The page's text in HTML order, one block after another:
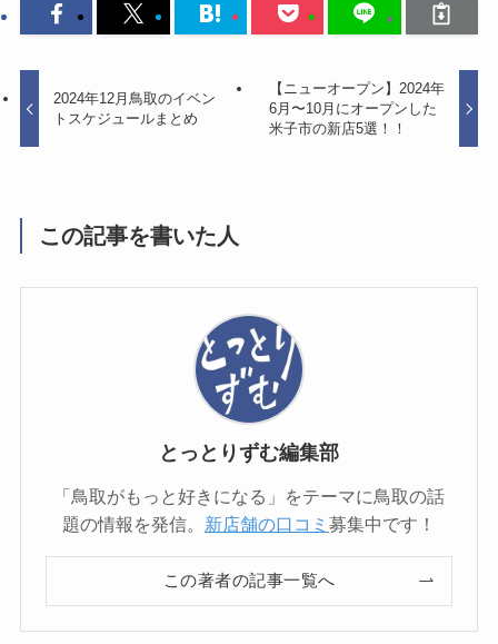
2024年12月鳥取のイベン
トスケジュールまとめ
【ニューオープン】2024年
6月〜10月にオープンした
米子市の新店5選！！
この記事を書いた人
とっとりずむ編集部
「鳥取がもっと好きになる」をテーマに鳥取の話
題の情報を発信。 新店舗の口コミ 募集中です！
この著者の記事一覧へ